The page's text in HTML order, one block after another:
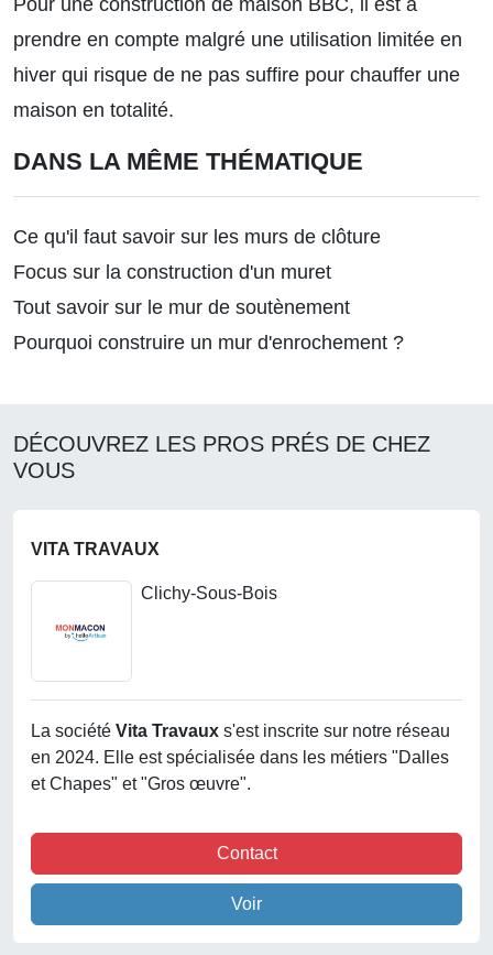
Pour une construction de maison BBC, il est à
prendre en compte malgré une utilisation limitée en
hiver qui risque de ne pas suffire pour chauffer une
maison en totalité.
DANS LA MÊME THÉMATIQUE
Ce qu'il faut savoir sur les murs de clôture
Focus sur la construction d'un muret
Tout savoir sur le mur de soutènement
Pourquoi construire un mur d'enrochement ?
DÉCOUVREZ LES PROS PRÉS DE CHEZ
VOUS
VITA TRAVAUX
Clichy-Sous-Bois
La société Vita Travaux s'est inscrite sur notre réseau
en 2024. Elle est spécialisée dans les métiers "Dalles
et Chapes" et "Gros œuvre".
Contact
Voir